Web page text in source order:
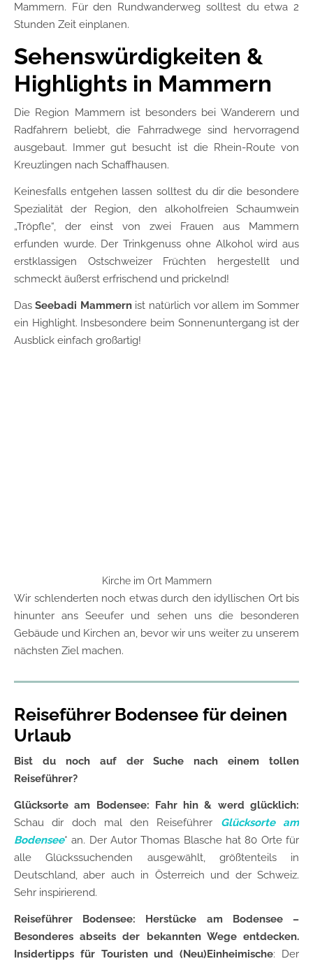
Mammern. Für den Rundwanderweg solltest du etwa 2
Stunden Zeit einplanen.
Sehenswürdigkeiten &
Highlights in Mammern
Die Region Mammern ist besonders bei Wanderern und
Radfahrern beliebt, die Fahrradwege sind hervorragend
ausgebaut. Immer gut besucht ist die Rhein-Route von
Kreuzlingen nach Schaffhausen.
Keinesfalls entgehen lassen solltest du dir die besondere
Spezialität der Region, den alkoholfreien Schaumwein
„Tröpfle“, der einst von zwei Frauen aus Mammern
erfunden wurde. Der Trinkgenuss ohne Alkohol wird aus
erstklassigen Ostschweizer Früchten hergestellt und
schmeckt äußerst erfrischend und prickelnd!
DasSeebadi Mammernist natürlich vor allem im Sommer
ein Highlight. Insbesondere beim Sonnenuntergang ist der
Ausblick einfach großartig!
Kirche im Ort Mammern
Wir schlenderten noch etwas durch den idyllischen Ort bis
hinunter ans Seeufer und sehen uns die besonderen
Gebäude und Kirchen an, bevor wir uns weiter zu unserem
nächsten Ziel machen.
Reiseführer Bodensee für deinen
Urlaub
Bist du noch auf der Suche nach einem tollen
Reiseführer?
Glücksorte am Bodensee: Fahr hin & werd glücklich:
Schau dir doch mal den Reiseführer Glücksorte am
Bodensee* an. Der Autor Thomas Blasche hat 80 Orte für
alle Glückssuchenden ausgewählt, größtenteils in
Deutschland, aber auch in Österreich und der Schweiz.
Sehr inspirierend.
Reiseführer Bodensee: Herstücke am Bodensee –
Besonderes abseits der bekannten Wege entdecken.
Insidertipps für Touristen und (Neu)Einheimische: Der